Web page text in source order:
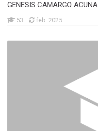
GENESIS CAMARGO ACUNA
53 feb. 2025